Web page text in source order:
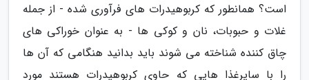
است؟ همانطور که کربوهیدرات های فرآوری شده - از جمله
غلات و حبوبات، نان و کوکی ها - به عنوان خوراکی های
چاق کننده شناخته می شوند باید بدانید هنگامی که آن ها
را با سایرغذا هایی که حاوی کربوهیدرات هستند مورد